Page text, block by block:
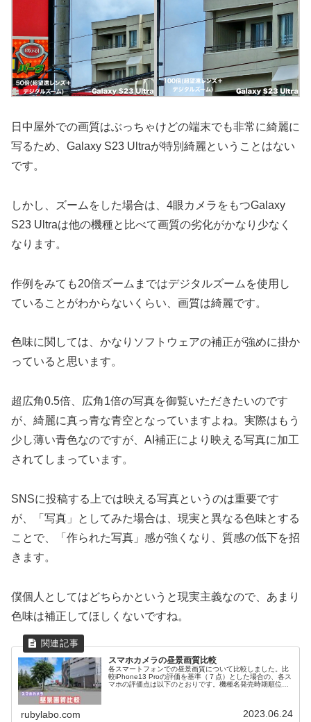
日中屋外での画質はぶっちゃけどの端末でも非常に綺麗に
写るため、Galaxy S23 Ultraが特別綺麗ということはない
です。
しかし、ズームをした場合は、4眼カメラをもつGalaxy
S23 Ultraは他の機種と比べて画質の劣化がかなり少なく
なります。
作例をみても20倍ズームまではデジタルズームを使用し
ていることがわからないくらい、画質は綺麗です。
色味に関しては、かなりソフトウェアの補正が強めに掛か
っていると思います。
超広角0.5倍、広角1倍の写真を御覧いただきたいのです
が、綺麗に真っ青な青空となっていますよね。実際はもう
少し薄い青色なのですが、AI補正により映える写真に加工
されてしまっています。
SNSに投稿する上では映える写真というのは重要です
が、「写真」としてみた場合は、現実と異なる色味とする
ことで、「作られた写真」感が強くなり、質感の低下を招
きます。
僕個人としてはどちらかというと現実主義なので、あまり
色味は補正してほしくないですね。
スマホカメラの昼景画質比較
各スマートフォンでの昼景画質について比較しました。比
較iPhone13 Proの評価を基準（７点）とした場合の、各ス
マホの評価点は以下のとおりです。機種名発売時期順位評
rubylabo.com 2023.06.24